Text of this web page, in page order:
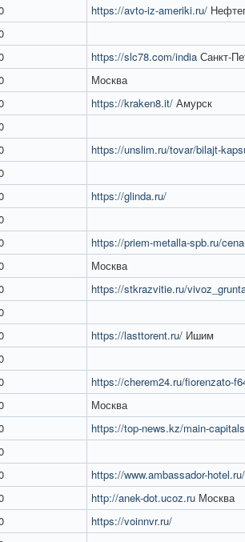
https://avto-iz-ameriki.ru/
https://slc78.com/india Санкт-
Москва
https://kraken8.it/ Амурск
https://unslim.ru/tovar/bilajt-
https://glinda.ru/
https://priem-metalla-spb.ru/
Москва
https://stkrazvitie.ru/
https://lasttorent.ru/ Ишим
https://cherem24.ru/fiorenzato-
Москва
https://top-news.kz/main-
https://www.ambassador-
http://anek-dot.ucoz.ru Москва
https://voinnvr.ru/